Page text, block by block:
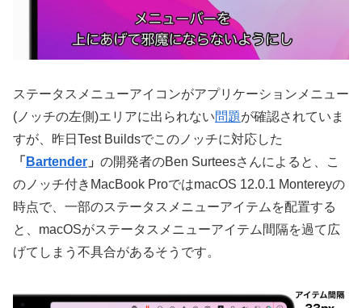
ステータスメニューアイコンがアプリケーションメニュー
(ノッチの左側)エリアに出られない問題が確認されていま
すが、昨日Test Buildsでこのノッチに対応した
「 Bartender 」 の開発者のBen Surteesさんによると、こ
のノッチ付きMacBook ProではmacOS 12.0.1 Montereyの
時点で、一部のステータスメニューアイテムを配置する
と、macOSがステータスメニューアイテム間隔を過て広
げてしまう不具合があるそうです。